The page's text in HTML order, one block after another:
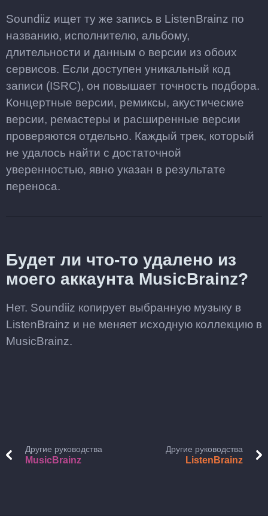
Soundiiz ищет ту же запись в ListenBrainz по
названию, исполнителю, альбому,
длительности и данным о версии из обоих
сервисов. Если доступен уникальный код
записи (ISRC), он повышает точность подбора.
Концертные версии, ремиксы, акустические
версии, ремастеры и расширенные версии
проверяются отдельно. Каждый трек, который
не удалось найти с достаточной
уверенностью, явно указан в результате
переноса.
Будет ли что-то удалено из
моего аккаунта MusicBrainz?
Нет. Soundiiz копирует выбранную музыку в
ListenBrainz и не меняет исходную коллекцию в
MusicBrainz.
Другие руководства
MusicBrainz
Другие руководства
ListenBrainz